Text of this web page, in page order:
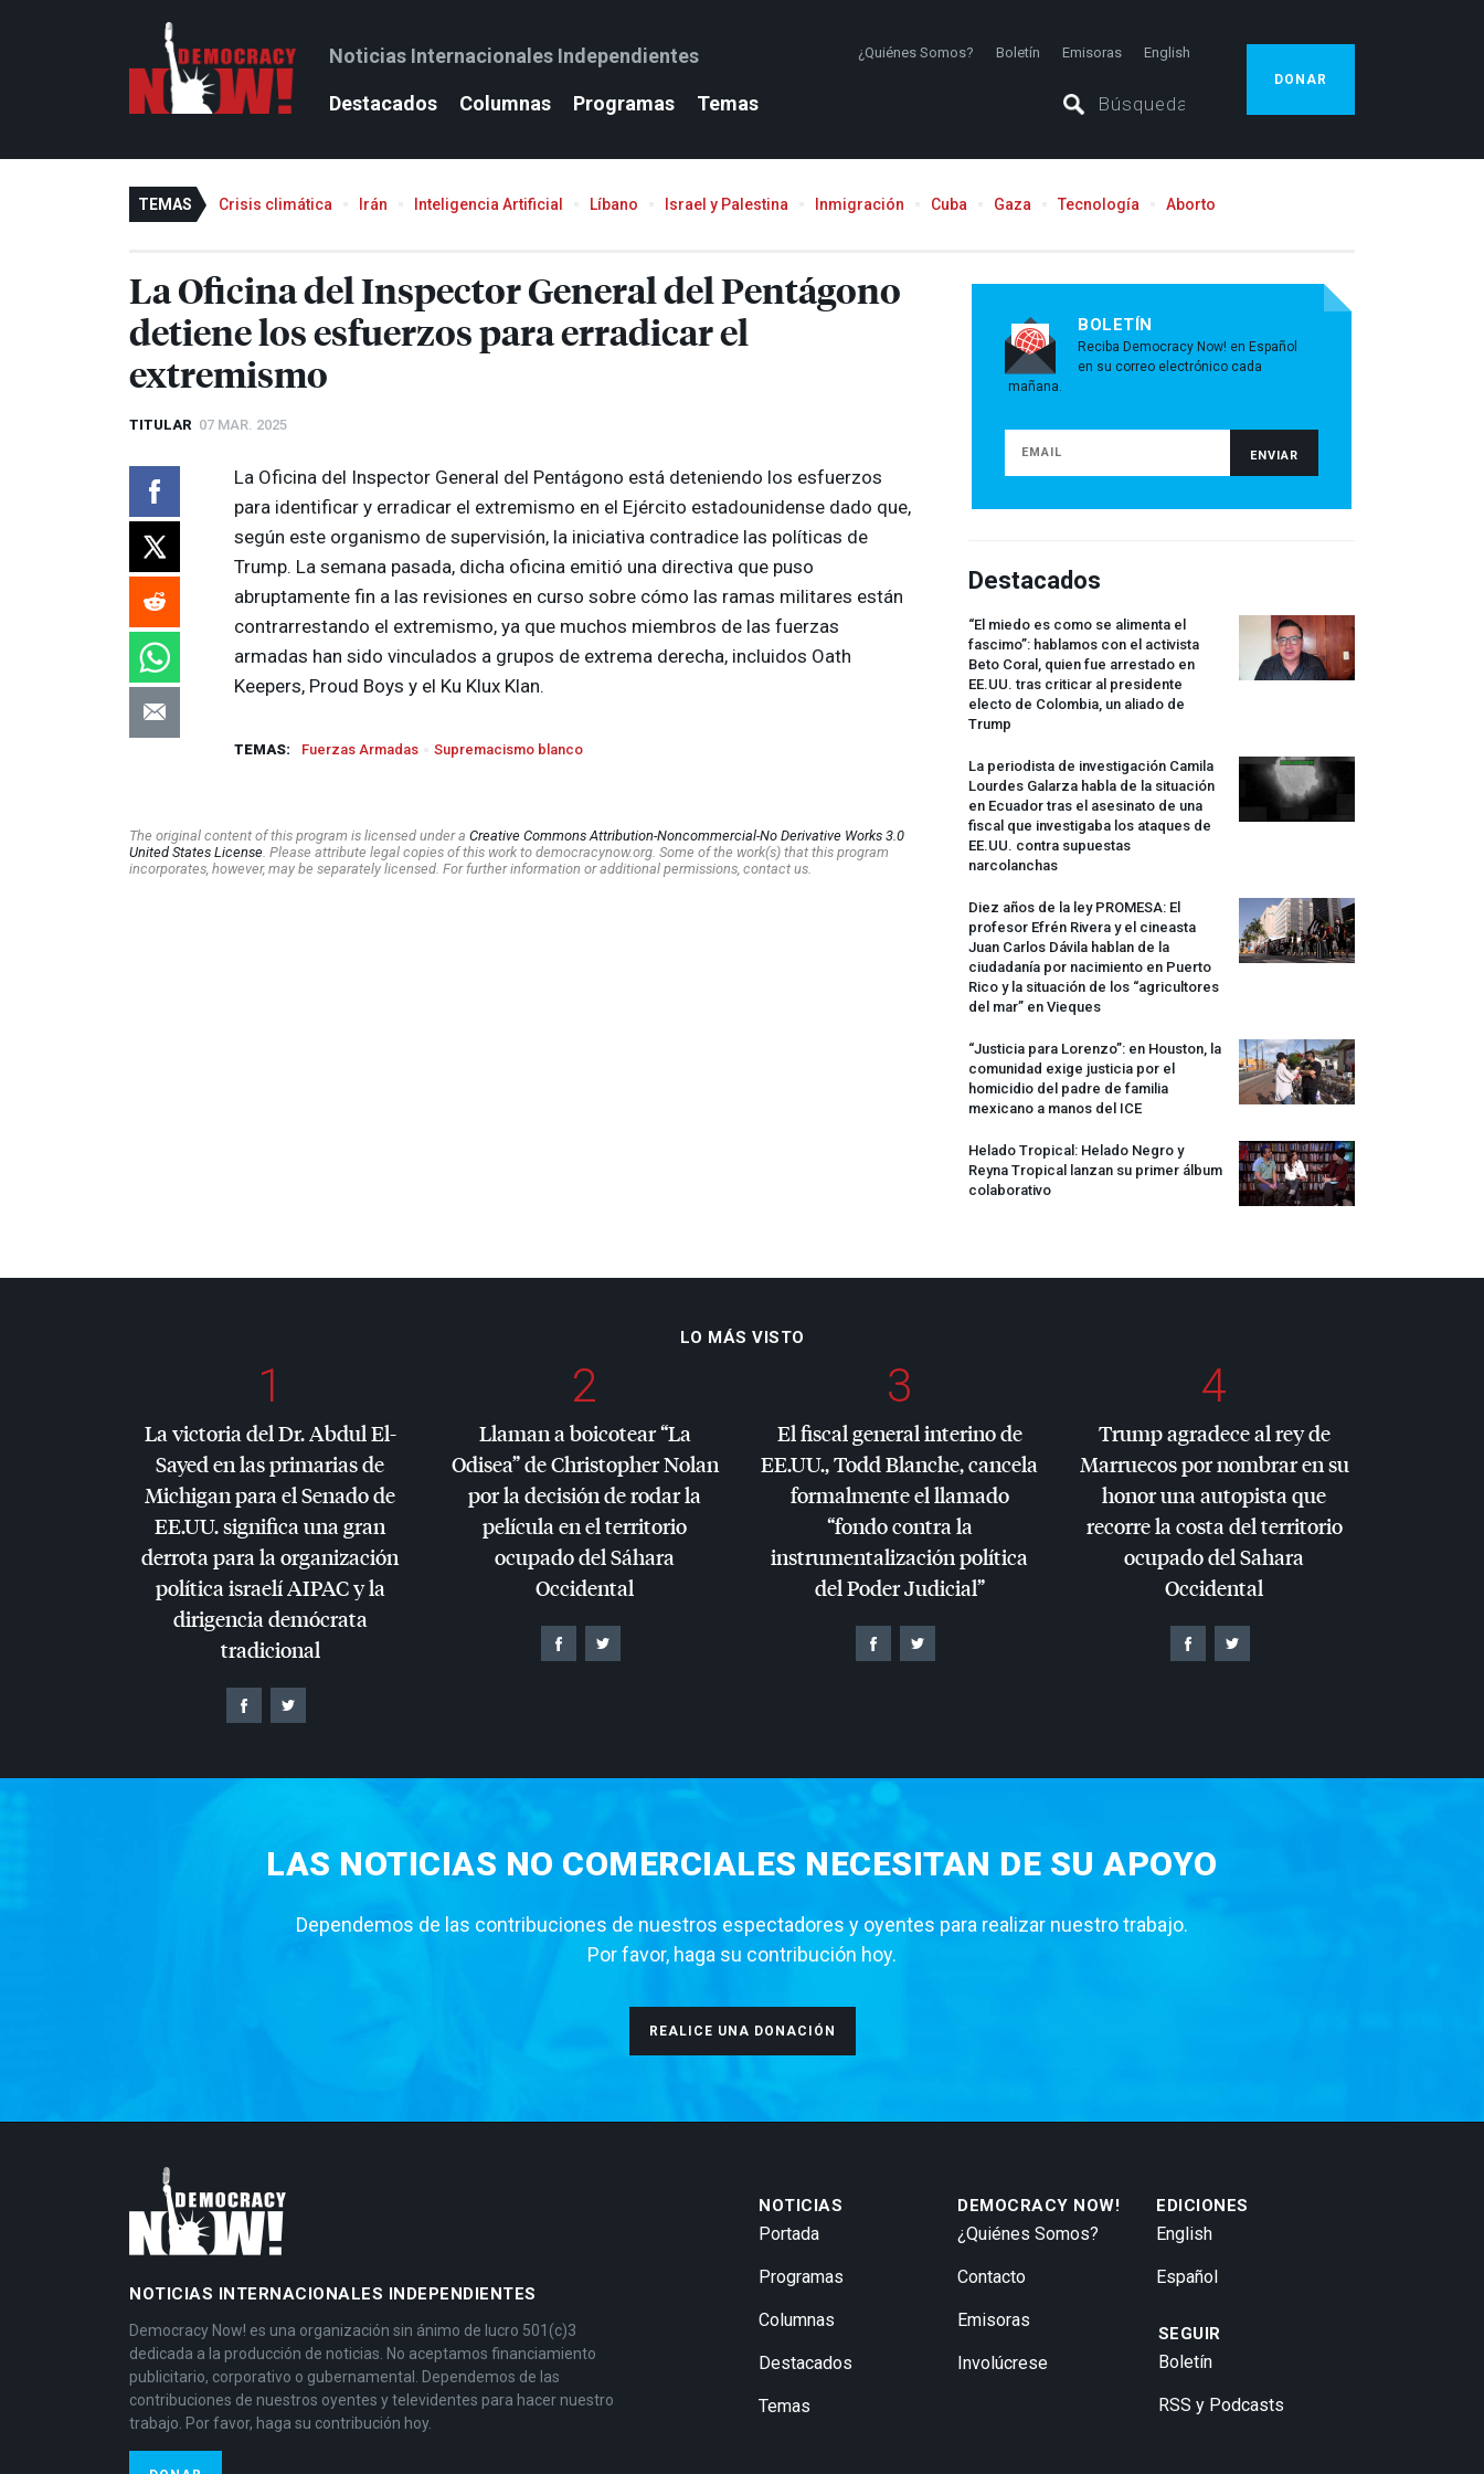
Noticias Internacionales Independientes ¿Quiénes Somos? Boletín Emisoras English
Destacados Columnas Programas Temas
DONAR
TEMAS Crisis climática Irán Inteligencia Artificial Líbano Israel y Palestina Inmigración Cuba Gaza Tecnología Aborto
La Oficina del Inspector General del Pentágono
detiene los esfuerzos para erradicar el
extremismo
TITULAR 07 MAR. 2025
La Oficina del Inspector General del Pentágono está deteniendo los esfuerzos
para identificar y erradicar el extremismo en el Ejército estadounidense dado que,
según este organismo de supervisión, la iniciativa contradice las políticas de
Trump. La semana pasada, dicha oficina emitió una directiva que puso
abruptamente fin a las revisiones en curso sobre cómo las ramas militares están
contrarrestando el extremismo, ya que muchos miembros de las fuerzas
armadas han sido vinculados a grupos de extrema derecha, incluidos Oath
Keepers, Proud Boys y el Ku Klux Klan.
TEMAS: Fuerzas Armadas Supremacismo blanco
The original content of this program is licensed under a Creative Commons Attribution-Noncommercial-No Derivative Works 3.0
United States License . Please attribute legal copies of this work to democracynow.org. Some of the work(s) that this program
incorporates, however, may be separately licensed. For further information or additional permissions, contact us.
BOLETÍN
Reciba Democracy Now! en Español
en su correo electrónico cada
mañana.
Destacados
“El miedo es como se alimenta el
fascimo”: hablamos con el activista
Beto Coral, quien fue arrestado en
EE.UU. tras criticar al presidente
electo de Colombia, un aliado de
Trump
La periodista de investigación Camila
Lourdes Galarza habla de la situación
en Ecuador tras el asesinato de una
fiscal que investigaba los ataques de
EE.UU. contra supuestas
narcolanchas
Diez años de la ley PROMESA: El
profesor Efrén Rivera y el cineasta
Juan Carlos Dávila hablan de la
ciudadanía por nacimiento en Puerto
Rico y la situación de los “agricultores
del mar” en Vieques
“Justicia para Lorenzo”: en Houston, la
comunidad exige justicia por el
homicidio del padre de familia
mexicano a manos del ICE
Helado Tropical: Helado Negro y
Reyna Tropical lanzan su primer álbum
colaborativo
LO MÁS VISTO
1
La victoria del Dr. Abdul El-
Sayed en las primarias de
Michigan para el Senado de
EE.UU. significa una gran
derrota para la organización
política israelíAIPACy la
dirigencia demócrata
tradicional
2
Llaman a boicotear “La
Odisea” de Christopher Nolan
por la decisión de rodar la
película en el territorio
ocupado del Sáhara
Occidental
3
El fiscal general interino de
EE.UU., Todd Blanche, cancela
formalmente el llamado
“fondo contra la
instrumentalización política
del Poder Judicial”
4
Trump agradece al rey de
Marruecos por nombrar en su
honor una autopista que
recorre la costa del territorio
ocupado del Sahara
Occidental
LAS NOTICIAS NO COMERCIALES NECESITAN DE SU APOYO
Dependemos de las contribuciones de nuestros espectadores y oyentes para realizar nuestro trabajo.
Por favor, haga su contribución hoy.
REALICE UNA DONACIÓN
NOTICIAS INTERNACIONALES INDEPENDIENTES
Democracy Now! es una organización sin ánimo de lucro 501(c)3
dedicada a la producción de noticias. No aceptamos financiamiento
publicitario, corporativo o gubernamental. Dependemos de las
contribuciones de nuestros oyentes y televidentes para hacer nuestro
trabajo. Por favor, haga su contribución hoy.
NOTICIAS
Portada
Programas
Columnas
Destacados
Temas
DEMOCRACY NOW!
¿Quiénes Somos?
Contacto
Emisoras
Involúcrese
EDICIONES
English
Español
SEGUIR
Boletín
RSS y Podcasts